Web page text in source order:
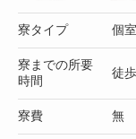
寮タイプ 個室
寮までの所要
時間
徒
寮費 無